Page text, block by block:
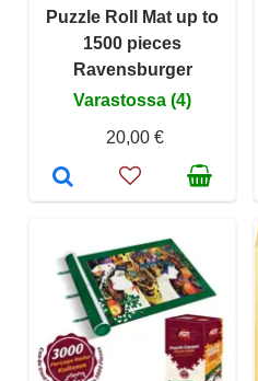
Puzzle Roll Mat up to
1500 pieces
Ravensburger
Varastossa (4)
20,00 €